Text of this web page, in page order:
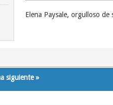
Elena Paysale, orgulloso
siguiente»